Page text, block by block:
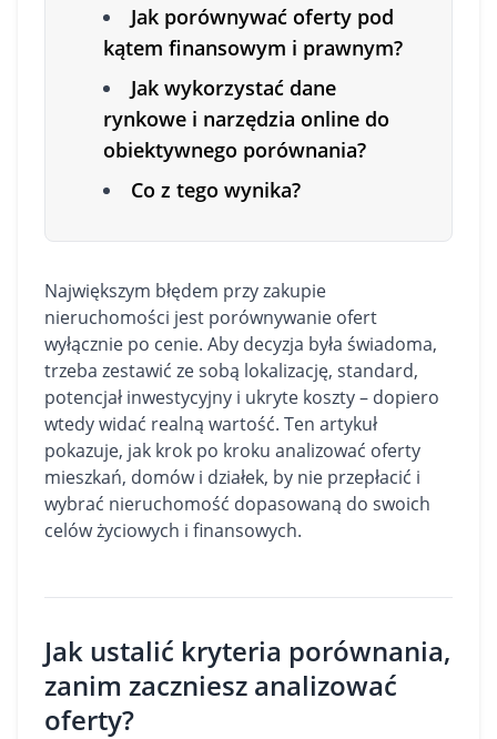
Jak porównywać oferty pod
kątem finansowym i prawnym?
Jak wykorzystać dane
rynkowe i narzędzia online do
obiektywnego porównania?
Co z tego wynika?
Największym błędem przy zakupie
nieruchomości jest porównywanie ofert
wyłącznie po cenie. Aby decyzja była świadoma,
trzeba zestawić ze sobą lokalizację, standard,
potencjał inwestycyjny i ukryte koszty – dopiero
wtedy widać realną wartość. Ten artykuł
pokazuje, jak krok po kroku analizować oferty
mieszkań, domówi działek, by nie przepłacić i
wybrać nieruchomość dopasowaną do swoich
celów życiowych i finansowych.
Jak ustalić kryteria porównania,
zanim zaczniesz analizować
oferty?